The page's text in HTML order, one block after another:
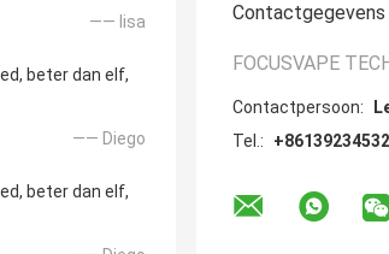
—— lisa
beter dan elf,
—— Diego
beter dan elf,
Contactgegevens
FOCUSVAPE
Contactpersoon:
Tel.: